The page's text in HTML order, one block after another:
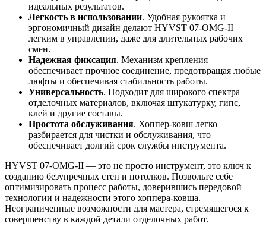
идеальных результатов.
Легкость в использовании. Удобная рукоятка и
эргономичный дизайн делают HYVST 07-OMG-II
легким в управлении, даже для длительных рабочих
смен.
Надежная фиксация. Механизм крепления
обеспечивает прочное соединение, предотвращая любые
люфты и обеспечивая стабильность работы.
Универсальность. Подходит для широкого спектра
отделочных материалов, включая штукатурку, гипс,
клей и другие составы.
Простота обслуживания. Хоппер-ковш легко
разбирается для чистки и обслуживания, что
обеспечивает долгий срок службы инструмента.
HYVST 07-OMG-II — это не просто инструмент, это ключ к
созданию безупречных стен и потолков. Позвольте себе
оптимизировать процесс работы, доверившись передовой
технологии и надежности этого хоппера-ковша.
Неограниченные возможности для мастера, стремящегося к
совершенству в каждой детали отделочных работ.